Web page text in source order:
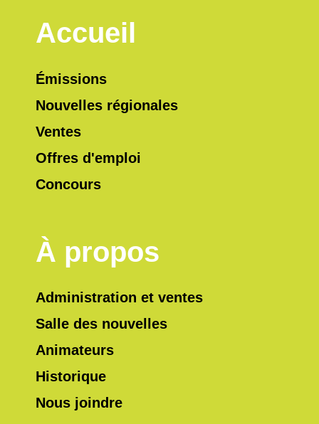
Accueil
Émissions
Nouvelles régionales
Ventes
Offres d'emploi
Concours
À propos
Administration et ventes
Salle des nouvelles
Animateurs
Historique
Nous joindre